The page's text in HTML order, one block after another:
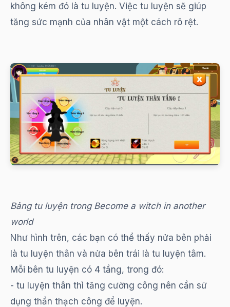
không kém đó là tu luyện. Việc tu luyện sẽ giúp
tăng sức mạnh của nhân vật một cách rõ rệt.
Bảng tu luyện trong Become a witch in another
world
Như hình trên, các bạn có thể thấy nửa bên phải
là tu luyện thân và nửa bên trái là tu luyện tâm.
Mỗi bên tu luyện có 4 tầng, trong đó:
- tu luyện thân thì tăng cường công nên cần sử
dụng thần thạch công để luyện.